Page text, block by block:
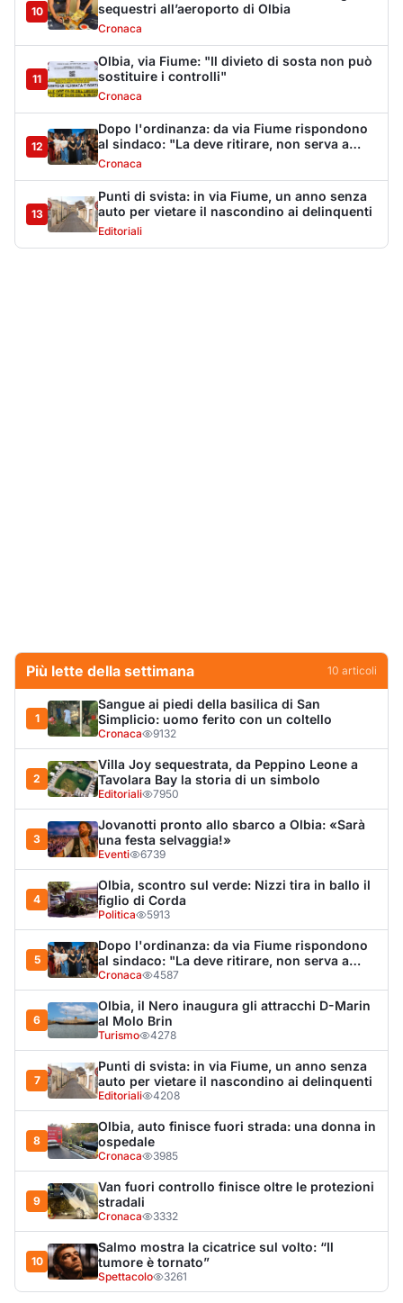
5
Dopo l'ordinanza: da via Fiume rispondono
al sindaco: "La deve ritirare, non serva a
nulla"
Cronaca 4587
6
Olbia, il Nero inaugura gli attracchi D-Marin
al Molo Brin
Turismo 4278
7
Punti di svista: in via Fiume, un anno senza
auto per vietare il nascondino ai delinquenti
Editoriali 4208
8
Olbia, auto finisce fuori strada: una donna in
ospedale
Cronaca 3985
9
Van fuori controllo finisce oltre le protezioni
stradali
Cronaca 3332
10
Salmo mostra la cicatrice sul volto: “Il
tumore è tornato”
Spettacolo 3261